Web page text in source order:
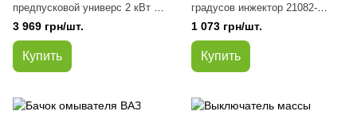
предпусковой универс 2 кВт с
электронасосом (принуд.
циркуляция) (пр-во пр-во
Альянс)
3 969 грн/шт.
Купить
градусов инжектор 21082-
1306010-11 (оригинал)
1 073 грн/шт.
Купить